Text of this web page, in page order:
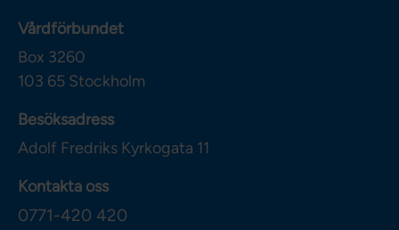
Vårdförbundet
Box 3260
103 65 Stockholm
Besöksadress
Adolf Fredriks Kyrkogata 11
Kontakta oss
0771-420 420